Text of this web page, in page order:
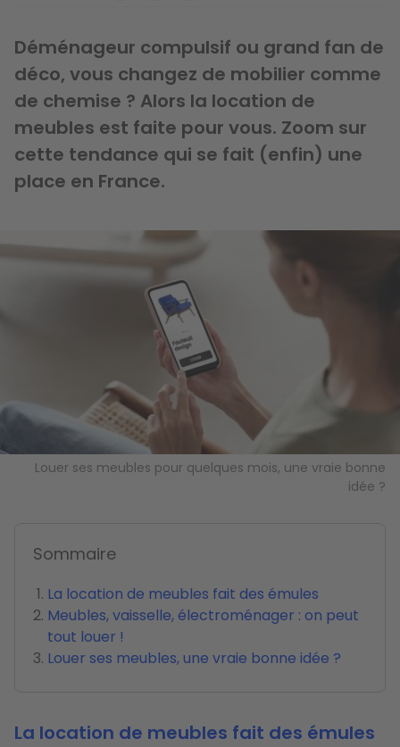
Déménageur compulsif ou grand fan de
déco, vous changez de mobilier comme
de chemise ? Alors la location de
meubles est faite pour vous. Zoom sur
cette tendance qui se fait (enfin) une
place en France.
Image
Louer ses meubles pour quelques mois, une vraie bonne
idée ?
Sommaire
La location de meubles fait des émules
Meubles, vaisselle, électroménager : on peut
tout louer !
Louer ses meubles, une vraie bonne idée ?
La location de meubles fait des émules